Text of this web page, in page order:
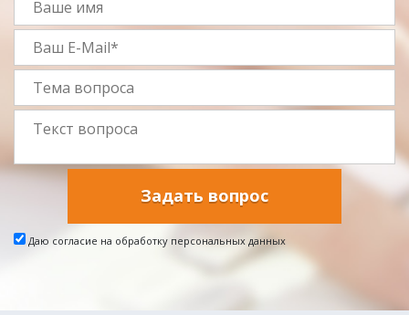
Задать вопрос
Даю согласие на обработку персональных данных